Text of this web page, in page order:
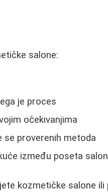
salone:
je proces
očekivanjima
se proverenih metoda
između poseta
kozmetičke salone